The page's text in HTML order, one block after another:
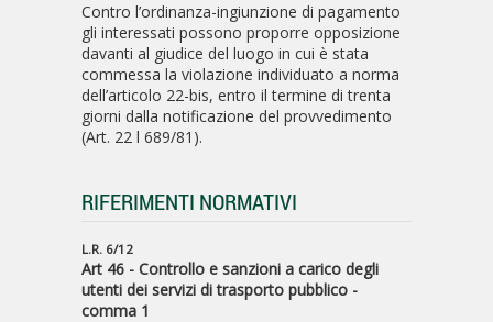
Contro l’ordinanza-ingiunzione di pagamento
gli interessati possono proporre opposizione
davanti al giudice del luogo in cui è stata
commessa la violazione individuato a norma
dell’articolo 22-bis, entro il termine di trenta
giorni dalla notificazione del provvedimento
(Art. 22 l 689/81).
RIFERIMENTI NORMATIVI
L.R. 6/12
Art 46 - Controllo e sanzioni a carico degli
utenti dei servizi di trasporto pubblico -
comma 1